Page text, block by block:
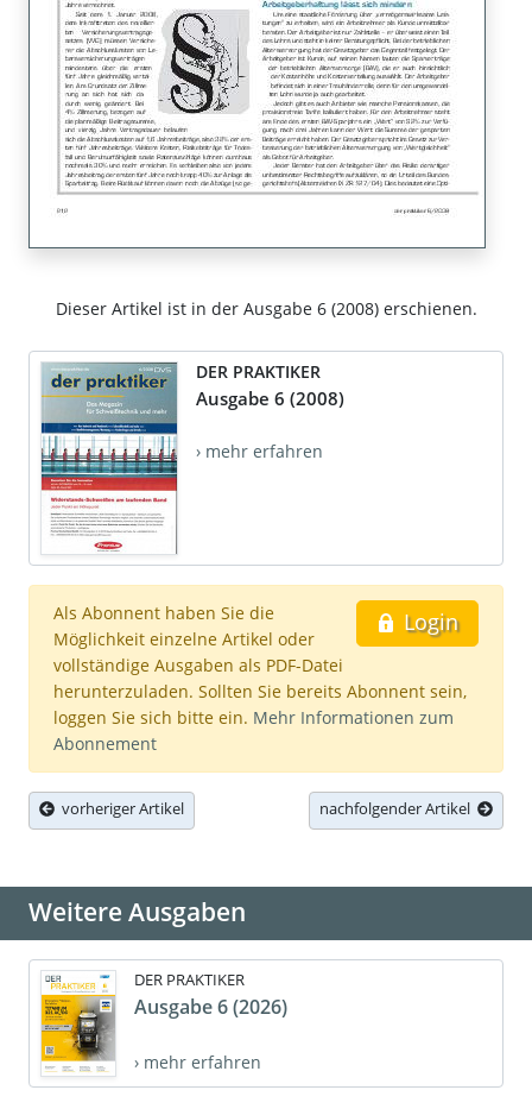
Dieser Artikel ist in der Ausgabe 6 (2008) erschienen.
DER PRAKTIKER
Ausgabe 6 (2008)
› mehr erfahren
Login
Als Abonnent haben Sie die
Möglichkeit einzelne Artikel oder
vollständige Ausgaben als PDF-Datei
herunterzuladen. Sollten Sie bereits Abonnent sein,
loggen Sie sich bitte ein. Mehr Informationen zum
Abonnement
vorheriger Artikel nachfolgender Artikel
Weitere Ausgaben
DER PRAKTIKER
Ausgabe 6 (2026)
› mehr erfahren